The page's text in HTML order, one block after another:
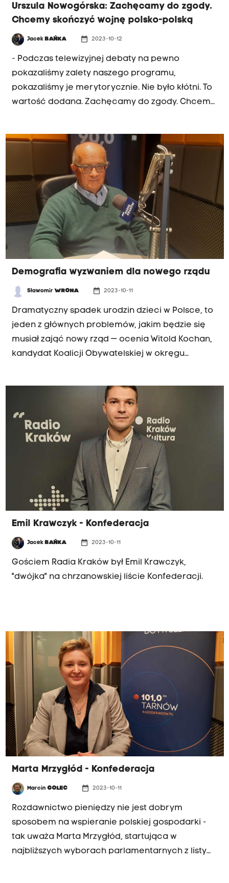
Piotrowskiego ich miejsce zajęli Wiesław Kukuła i
Maciej Klisz.
Urszula Nowogórska: Zachęcamy do zgody.
Chcemy skończyć wojnę polsko-polską
Jacek BAŃKA date_range 2023-10-12
- Podczas telewizyjnej debaty na pewno
pokazaliśmy zalety naszego programu,
pokazaliśmy je merytorycznie. Nie było kłótni. To
wartość dodana. Zachęcamy do zgody. Chcemy
zaczyna nam brakować - mówiła w Radiu Kraków
posłanka PSL, liderka nowosądecko-
podhalańskiej listy Trzeciej Drogi do Sejmu,
Urszula Nowogórska.
Demografia wyzwaniem dla nowego rządu
SławomirWRONA date_range 2023-10-11
Dramatyczny spadek urodzin dzieci w Polsce, to
jeden z głównych problemów, jakim będzie się
musiał zająć nowy rząd — ocenia Witold Kochan,
kandydat Koalicji Obywatelskiej w okręgu
Emil Krawczyk - Konfederacja
Jacek BAŃKA date_range 2023-10-11
Gościem Radia Kraków był Emil Krawczyk,
"dwójka" na chrzanowskiej liście Konfederacji.
Marta Mrzygłód - Konfederacja
MarcinGOLEC date_range 2023-10-11
Rozdawnictwo pieniędzy nie jest dobrym
sposobem na wspieranie polskiej gospodarki -
tak uważa Marta Mrzygłód, startująca w
najbliższych wyborach parlamentarnych z listy